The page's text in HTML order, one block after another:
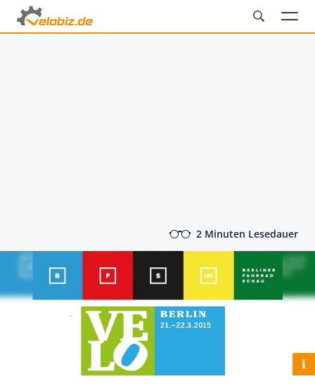
2 Minuten Lesedauer
i